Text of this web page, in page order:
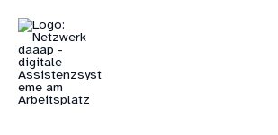
Inhalt
springen